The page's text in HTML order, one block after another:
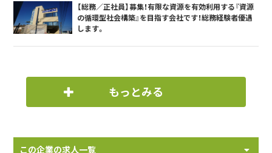
【総務／正社員】募集！有限な資源を有効利用する『資源
の循環型社会構築』を目指す会社です！総務経験者優遇
します。
もっとみる
この企業の求人一覧